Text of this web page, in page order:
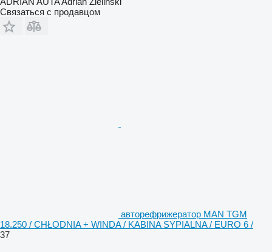
Связаться с продавцом
авторефрижератор MAN TGM
18.250 / CHŁODNIA + WINDA / KABINA SYPIALNA / EURO 6 /
37